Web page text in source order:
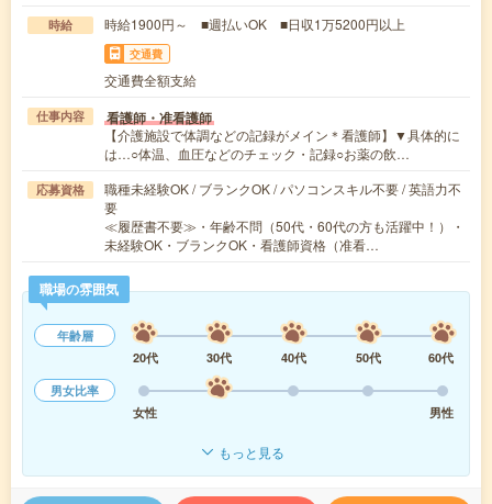
時給 時給1900円～ ■週払いOK ■日収1万5200円以上
交通費
交通費全額支給
仕事内容 看護師・准看護師
【介護施設で体調などの記録がメイン＊看護師】▼具体的に
は…○体温、血圧などのチェック・記録○お薬の飲…
応募資格
職種未経験OK / ブランクOK / パソコンスキル不要 / 英語力不
要
≪履歴書不要≫・年齢不問（50代・60代の方も活躍中！）・
未経験OK・ブランクOK・看護師資格（准看…
職場の雰囲気
年齢層
20代
30代 40代 50代
60代
男女比率
女性
男性
もっと見る